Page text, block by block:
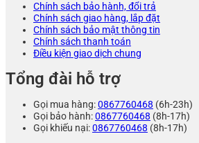
Chính sách bảo hành, đổi trả
Chính sách giao hàng, lắp đặt
Chính sách bảo mật thông tin
Chính sách thanh toán
Điều kiện giao dịch chung
Tổng đài hỗ trợ
Gọi mua hàng:0867760468 (6h-23h)
Gọi bảo hành:0867760468 (8h-17h)
Gọi khiếu nại:0867760468 (8h-17h)